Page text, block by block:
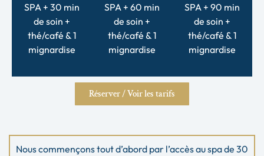
SPA + 30 min
de soin +
thé/café & 1
mignardise
SPA + 60 min
de soin +
thé/café & 1
mignardise
SPA + 90 min
de soin +
thé/café & 1
mignardise
Réserver / Voir les tarifs
Nous commençons tout d’abord par l’accès au spa de 30